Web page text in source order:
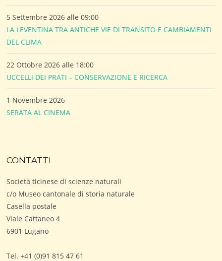
5 Settembre 2026 alle 09:00
LA LEVENTINA TRA ANTICHE VIE DI TRANSITO E CAMBIAMENTI
DEL CLIMA
22 Ottobre 2026 alle 18:00
UCCELLI DEI PRATI – CONSERVAZIONE E RICERCA
1 Novembre 2026
SERATA AL CINEMA
CONTATTI
Società ticinese di scienze naturali
c/o Museo cantonale di storia naturale
Casella postale
Viale Cattaneo 4
6901 Lugano
Tel. +41 (0)91 815 47 61